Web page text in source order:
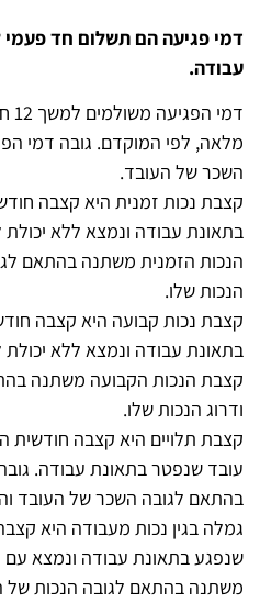
דמי פגיעה הם תשלום חד
עבודה.
מלאה, לפי המוקדם. גובה דמי
השכר של העובד.
קצבת נכות זמנית היא קצבה
בתאונת עבודה ונמצא ללא יכולת
הנכות הזמנית משתנה בהתאם
הנכות שלו.
קצבת נכות קבועה היא קצבה
בתאונת עבודה ונמצא ללא יכולת
קצבת הנכות הקבועה משתנה
ודרוג הנכות שלו.
קצבת תלויים היא קצבה
עובד שנפטר בתאונת עבודה.
בהתאם לגובה השכר של העובד
גמלה בגין נכות מעבודה היא
שנפגע בתאונת עבודה ונמצא עם
משתנה בהתאם לגובה הנכות של